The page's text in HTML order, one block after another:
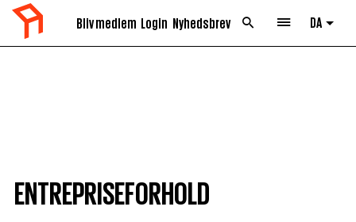
Bliv medlem Login Nyhedsbrev DA List
ENTREPRISEFORHOLD